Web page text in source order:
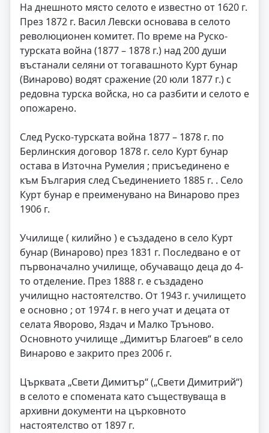
На днешното място селото е известно от 1620 г.
През 1872 г. Васил Левски основава в селото
революционен комитет. По време на Руско-
турската война (1877 – 1878 г.) над 200 души
въстанали селяни от тогавашното Курт бунар
(Винарово) водят сражение (20 юли 1877 г.) с
редовна турска войска, но са разбити и селото е
опожарено.
След Руско-турската война 1877 – 1878 г. по
Берлинския договор 1878 г. село Курт бунар
остава в Източна Румелия ; присъединено е
към България след Съединението 1885 г. . Село
Курт бунар е преименувано на Винарово през
1906 г.
Училище ( килийно ) е създадено в село Курт
бунар (Винарово) през 1831 г. Последвано е от
първоначално училище, обучаващо деца до 4-
то отделение. През 1888 г. е създадено
училищно настоятелство. От 1943 г. училището
е основно ; от 1974 г. в него учат и децата от
селата Яворово, Яздач и Малко Тръново.
Основното училище „Димитър Благоев“ в село
Винарово е закрито през 2006 г.
Църквата „Свети Димитър“ („Свети Димитрий“)
в селото е спомената като съществуваща в
архивни документи на църковното
настоятелство от 1897 г.